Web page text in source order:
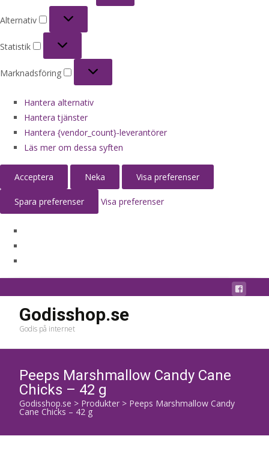
Alternativ
Statistik
Marknadsföring
Hantera alternativ
Hantera tjänster
Hantera {vendor_count}-leverantörer
Läs mer om dessa syften
Acceptera Neka Visa preferenser
Spara preferenser Visa preferenser
Godisshop.se
Godis på internet
Peeps Marshmallow Candy Cane
Chicks – 42 g
Godisshop.se > Produkter > Peeps Marshmallow Candy
Cane Chicks – 42 g